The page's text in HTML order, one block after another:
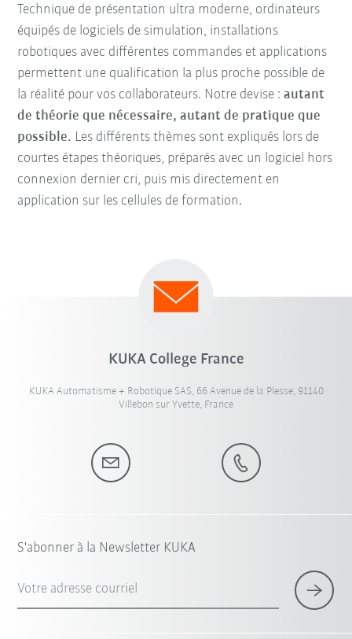
Technique de présentation ultra moderne, ordinateurs
équipés de logiciels de simulation, installations
robotiques avec différentes commandes et applications
permettent une qualification la plus proche possible de
la réalité pour vos collaborateurs. Notre devise :autant
de théorie que nécessaire, autant de pratique que
possible. Les différents thèmes sont expliqués lors de
courtes étapes théoriques, préparés avec un logiciel hors
connexion dernier cri, puis mis directement en
application sur les cellules de formation.
KUKA College France
KUKA Automatisme + Robotique SAS, 66 Avenue de la Plesse, 91140
Villebon sur Yvette, France
S'abonner à la Newsletter KUKA
Votre adresse courriel